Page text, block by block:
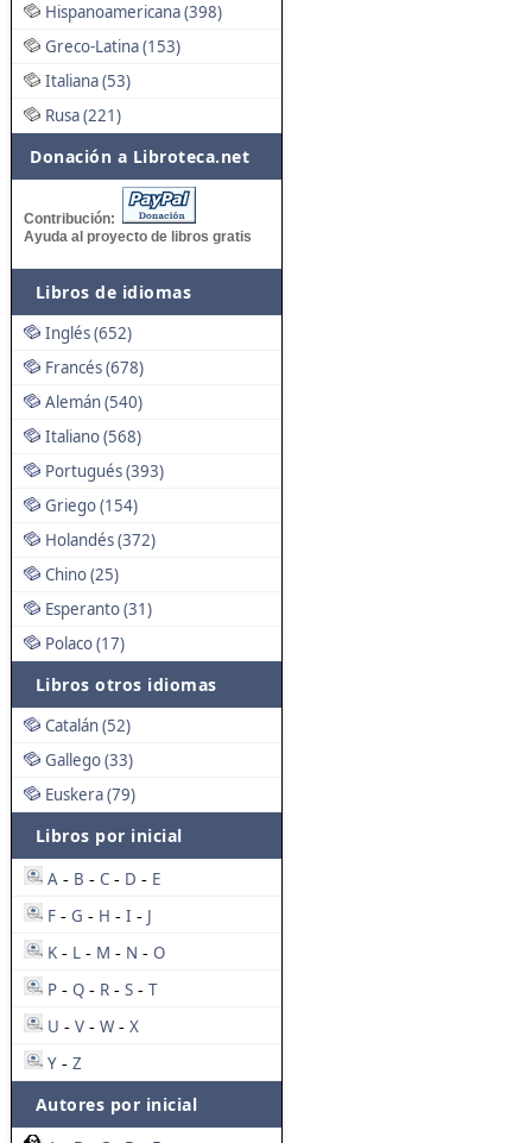
Hispanoamericana (398)
Greco-Latina (153)
Italiana (53)
Rusa (221)
Donación a Libroteca.net
Contribución:
Ayuda al proyecto de libros gratis
Libros de idiomas
Inglés (652)
Francés (678)
Alemán (540)
Italiano (568)
Portugués (393)
Griego (154)
Holandés (372)
Chino (25)
Esperanto (31)
Polaco (17)
Libros otros idiomas
Catalán (52)
Gallego (33)
Euskera (79)
Libros por inicial
A - B - C - D - E
F - G - H - I - J
K - L - M - N - O
P - Q - R - S - T
U - V - W - X
Y - Z
Autores por inicial